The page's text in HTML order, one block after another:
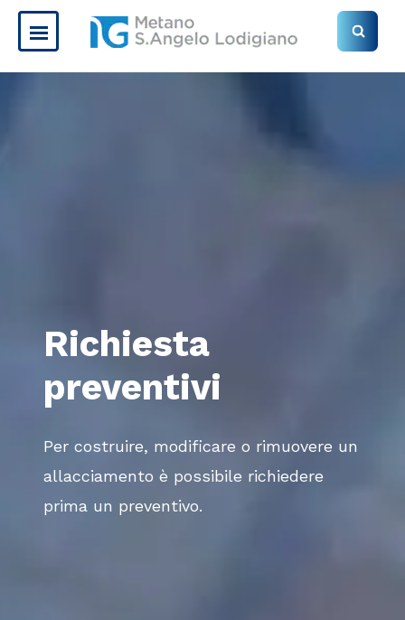
Richiesta
preventivi
Per costruire, modificare o rimuovere un
allacciamento è possibile richiedere
prima un preventivo.